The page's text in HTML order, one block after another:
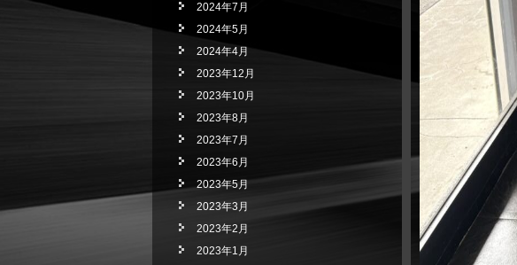
2024年7月
2024年5月
2024年4月
2023年12月
2023年10月
2023年8月
2023年7月
2023年6月
2023年5月
2023年3月
2023年2月
2023年1月